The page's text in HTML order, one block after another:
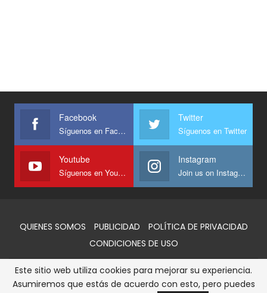
Facebook
Síguenos en Facebook
Twitter
Síguenos en Twitter
Youtube
Síguenos en Youtube
Instagram
Join us on Instagram
QUIENES SOMOS PUBLICIDAD
POLÍTICA DE PRIVACIDAD
CONDICIONES DE USO
© 2026 - AlertaQro. Todos los derechos reservados
Este sitio web utiliza cookies para mejorar su experiencia.
Asumiremos que estás de acuerdo con esto, pero puedes